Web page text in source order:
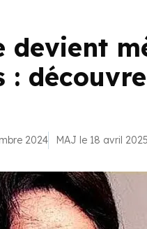
devient
:
2024 MAJ le 18 avril 2025